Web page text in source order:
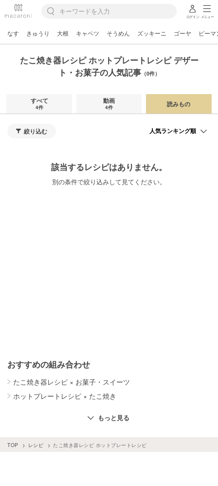
ログイン メニュー
なす きゅうり 大根 キャベツ そうめん ズッキーニ ゴーヤ ピーマ
たこ焼き器レシピ ホットプレートレシピ デザー
ト・お菓子の人気記事（0件）
すべて
4件
動画
4件 読みもの
絞り込む
該当するレシピはありません。
別の条件で絞り込みして見てください。
おすすめの組み合わせ
たこ焼き器レシピ × お菓子・スイーツ
ホットプレートレシピ × たこ焼き
肉料理
もっと見る
TOP レシピ たこ焼き器レシピ ホットプレートレシピ